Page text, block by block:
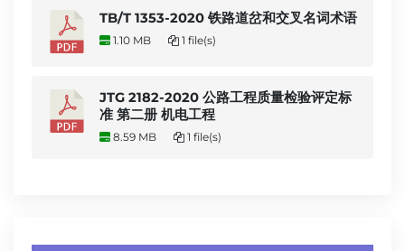
TB/T 1353-2020 铁路道岔和交叉名词术语
1.10 MB 1 file(s)
JTG 2182-2020 公路工程质量检验评定标
准 第二册 机电工程
8.59 MB 1 file(s)